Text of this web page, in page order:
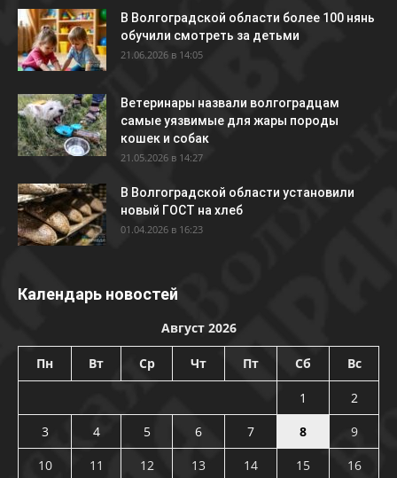
В Волгоградской области более 100 нянь
обучили смотреть за детьми
21.06.2026 в 14:05
Ветеринары назвали волгоградцам
самые уязвимые для жары породы
кошек и собак
21.05.2026 в 14:27
В Волгоградской области установили
новый ГОСТ на хлеб
01.04.2026 в 16:23
Календарь новостей
Август 2026
Пн Вт Ср Чт Пт Сб Вс
1
2
3
4 5 6 7 8
9
10
11 12 13 14 15
16